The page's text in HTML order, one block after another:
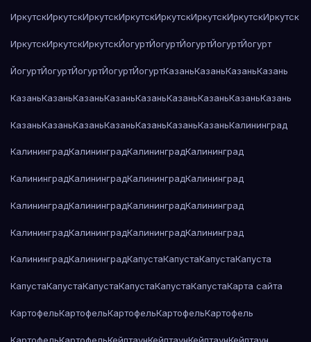
ИркутскИркутскИркутскИркутскИркутскИркутскИркутскИркутск
ИркутскИркутскИркутскЙогуртЙогуртЙогуртЙогуртЙогурт
ЙогуртЙогуртЙогуртЙогуртЙогуртКазаньКазаньКазаньКазань
КазаньКазаньКазаньКазаньКазаньКазаньКазаньКазаньКазань
КазаньКазаньКазаньКазаньКазаньКазаньКазаньКалининград
КалининградКалининградКалининградКалининград
КалининградКалининградКалининградКалининград
КалининградКалининградКалининградКалининград
КалининградКалининградКалининградКалининград
КалининградКалининградКапустаКапустаКапустаКапуста
КапустаКапустаКапустаКапустаКапустаКапустаКарта сайта
КартофельКартофельКартофельКартофельКартофель